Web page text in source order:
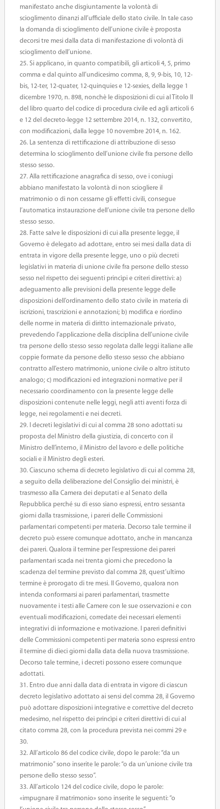
manifestato anche disgiuntamente la volontà di
scioglimento dinanzi all’ufficiale dello stato civile. In tale caso
la domanda di scioglimento dell’unione civile è proposta
decorsi tre mesi dalla data di manifestazione di volontà di
scioglimento dell’unione.
25. Si applicano, in quanto compatibili, gli articoli 4, 5, primo
comma e dal quinto all’undicesimo comma, 8, 9, 9-bis, 10, 12-
bis, 12-ter, 12-quater, 12-quinquies e 12-sexies, della legge 1
dicembre 1970, n. 898, nonchè le disposizioni di cui al Titolo II
del libro quarto del codice di procedura civile ed agli articoli 6
e 12 del decreto-legge 12 settembre 2014, n. 132, convertito,
con modificazioni, dalla legge 10 novembre 2014, n. 162.
26. La sentenza di rettificazione di attribuzione di sesso
determina lo scioglimento dell’unione civile fra persone dello
stesso sesso.
27. Alla rettificazione anagrafica di sesso, ove i coniugi
abbiano manifestato la volontà di non sciogliere il
matrimonio o di non cessarne gli effetti civili, consegue
l’automatica instaurazione dell’unione civile tra persone dello
stesso sesso.
28. Fatte salve le disposizioni di cui alla presente legge, il
Governo è delegato ad adottare, entro sei mesi dalla data di
entrata in vigore della presente legge, uno o più decreti
legislativi in materia di unione civile fra persone dello stesso
sesso nel rispetto dei seguenti princìpi e criteri direttivi: a)
adeguamento alle previsioni della presente legge delle
disposizioni dell’ordinamento dello stato civile in materia di
iscrizioni, trascrizioni e annotazioni; b) modifica e riordino
delle norme in materia di diritto internazionale privato,
prevedendo l’applicazione della disciplina dell’unione civile
tra persone dello stesso sesso regolata dalle leggi italiane alle
coppie formate da persone dello stesso sesso che abbiano
contratto all’estero matrimonio, unione civile o altro istituto
analogo; c) modificazioni ed integrazioni normative per il
necessario coordinamento con la presente legge delle
disposizioni contenute nelle leggi, negli atti aventi forza di
legge, nei regolamenti e nei decreti.
29. I decreti legislativi di cui al comma 28 sono adottati su
proposta del Ministro della giustizia, di concerto con il
Ministro dell’interno, il Ministro del lavoro e delle politiche
sociali e il Ministro degli esteri.
30. Ciascuno schema di decreto legislativo di cui al comma 28,
a seguito della deliberazione del Consiglio dei ministri, è
trasmesso alla Camera dei deputati e al Senato della
Repubblica perché su di esso siano espressi, entro sessanta
giorni dalla trasmissione, i pareri delle Commissioni
parlamentari competenti per materia. Decorso tale termine il
decreto può essere comunque adottato, anche in mancanza
dei pareri. Qualora il termine per l’espressione dei pareri
parlamentari scada nei trenta giorni che precedono la
scadenza del termine previsto dal comma 28, quest’ultimo
termine è prorogato di tre mesi. Il Governo, qualora non
intenda conformarsi ai pareri parlamentari, trasmette
nuovamente i testi alle Camere con le sue osservazioni e con
eventuali modificazioni, corredate dei necessari elementi
integrativi di informazione e motivazione. I pareri definitivi
delle Commissioni competenti per materia sono espressi entro
il termine di dieci giorni dalla data della nuova trasmissione.
Decorso tale termine, i decreti possono essere comunque
adottati.
31. Entro due anni dalla data di entrata in vigore di ciascun
decreto legislativo adottato ai sensi del comma 28, il Governo
può adottare disposizioni integrative e correttive del decreto
medesimo, nel rispetto dei princìpi e criteri direttivi di cui al
citato comma 28, con la procedura prevista nei commi 29 e
30.
32. All’articolo 86 del codice civile, dopo le parole: “da un
matrimonio” sono inserite le parole: “o da un’unione civile tra
persone dello stesso sesso”.
33. All’articolo 124 del codice civile, dopo le parole:
«impugnare il matrimonio» sono inserite le seguenti: “o